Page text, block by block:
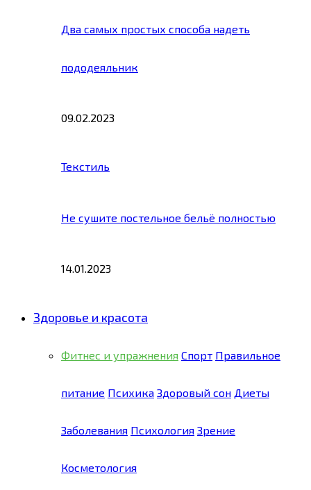
Два самых простых способа надеть
пододеяльник
09.02.2023
Текстиль
Не сушите постельное бельё полностью
14.01.2023
Здоровье и красота
Фитнес и упражнения Спорт Правильное
питание Психика Здоровый сон Диеты
Заболевания Психология Зрение
Косметология